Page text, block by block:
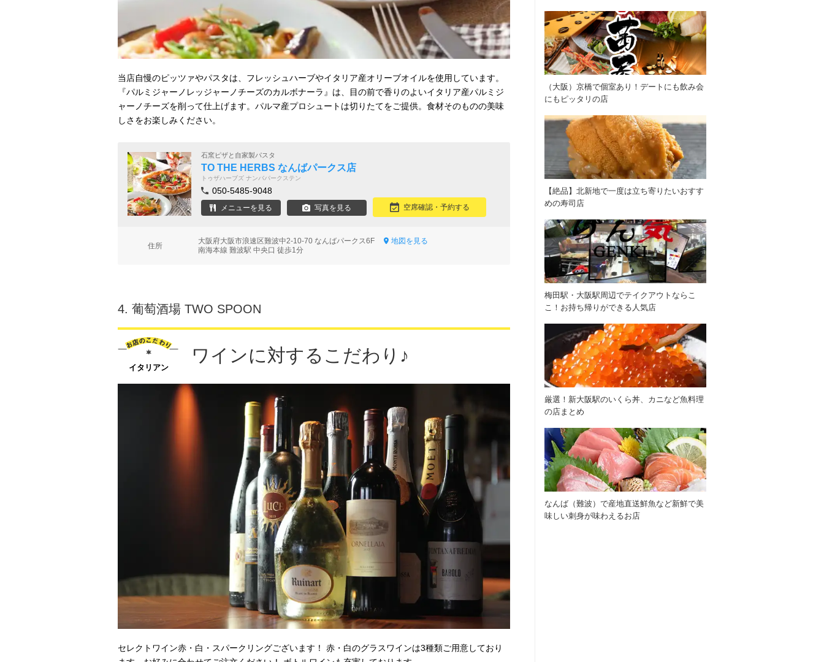
当店自慢のピッツァやパスタは、フレッシュハーブやイタリア産オリーブオイルを使用しています。
『パルミジャーノレッジャーノチーズのカルボナーラ』は、目の前で香りのよいイタリア産パルミジ
ャーノチーズを削って仕上げます。パルマ産プロシュートは切りたてをご提供。食材そのものの美味
しさをお楽しみください。
石窯ピザと自家製パスタ
TO THE HERBS なんばパークス店
トゥザハーブズ ナンバパークステン
050-5485-9048
メニューを見る 写真を見る 空席確認・予約する
住所
大阪府大阪市浪速区難波中2-10-70 なんばパークス6F
地図を見る
南海本線 難波駅 中央口 徒歩1分
4. 葡萄酒場 TWO SPOON
イタリアン
ワインに対するこだわり♪
セレクトワイン赤・白・スパークリングございます！ 赤・白のグラスワインは3種類ご用意しており
（大阪）京橋で個室あり！デートにも飲み会
にもピッタリの店
【絶品】北新地で一度は立ち寄りたいおすす
めの寿司店
梅田駅・大阪駅周辺でテイクアウトならこ
こ！お持ち帰りができる人気店
厳選！新大阪駅のいくら丼、カニなど魚料理
の店まとめ
なんば（難波）で産地直送鮮魚など新鮮で美
味しい刺身が味わえるお店